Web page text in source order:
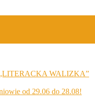
WALIZKA”
od 29.06 do 28.08!